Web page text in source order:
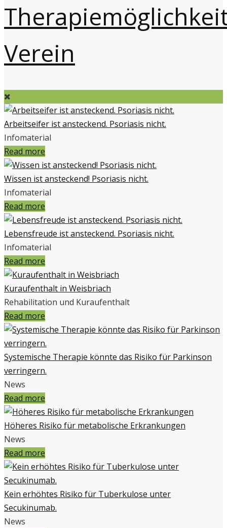
Verein
Arbeitseifer ist ansteckend. Psoriasis nicht.
Infomaterial
Read more
Wissen ist ansteckend! Psoriasis nicht.
Infomaterial
Read more
Lebensfreude ist ansteckend. Psoriasis nicht.
Infomaterial
Read more
Kuraufenthalt in Weisbriach
Rehabilitation und Kuraufenthalt
Read more
Systemische Therapie könnte das Risiko für Parkinson
verringern.
News
Read more
Höheres Risiko für metabolische Erkrankungen
News
Read more
Kein erhöhtes Risiko für Tuberkulose unter
Secukinumab.
News